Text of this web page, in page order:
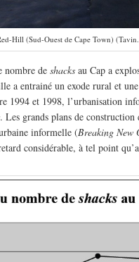
Hill (Sud-Ouest de Cape Town)
nombre de shacks au Cap a
a entrainé un exode rural et
1994 et 1998, l’urbanisation
. Les grands plans de
informelle (Breaking New
considérable, à tel point